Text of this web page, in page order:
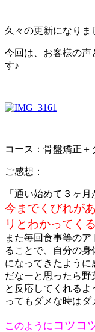
久々の更新になりま
今回は、お客様の声
す♪
コース：骨盤矯正＋
ご感想：
「通い始めて３ヶ
今までくびれが
リとわかってく
また毎回食事等の
ることで、自分の身
になってきたように
だなーと思ったら
と反応してくれる
ってもダメな時はダ
このように コツコ